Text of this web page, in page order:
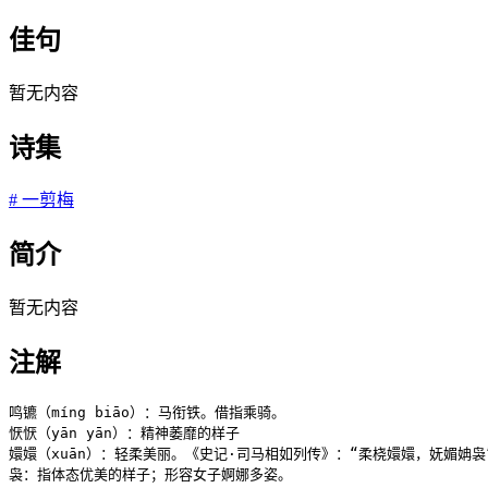
佳句
暂无内容
诗集
# 一剪梅
简介
暂无内容
注解
鸣镳（míng biāo）：马衔铁。借指乘骑。
恹恹（yān yān）：精神萎靡的样子
嬛嬛（xuān）：轻柔美丽。《史记·司马相如列传》：“柔桡嬛嬛，妩媚姌
袅：指体态优美的样子；形容女子婀娜多姿。